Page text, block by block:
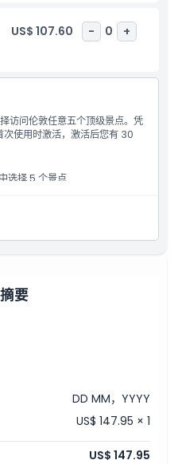
US$ 107.60 - 0 +
访问伦敦任意五个顶级景点。凭
使用时激活，激活后您有 30
选择 5 个景点
要
DD MM，YYYY
US$ 147.95 × 1
US$ 147.95